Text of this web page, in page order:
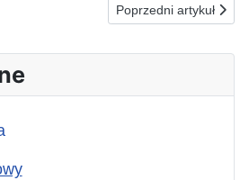
NISZCZĄCYCH ZDROWIE I
Następna strona:
Poprzedni artykuł